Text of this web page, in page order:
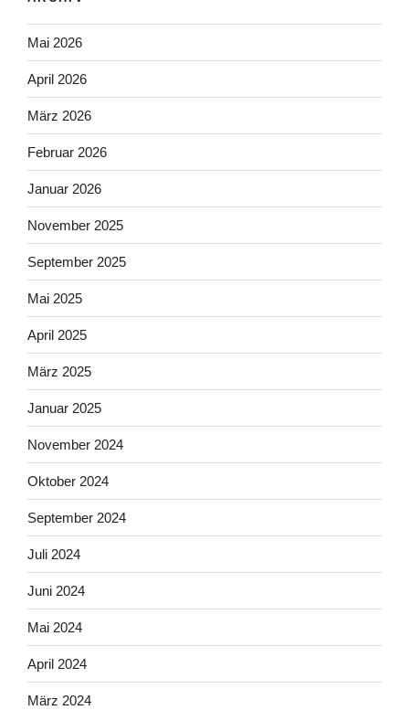
Mai 2026
April 2026
März 2026
Februar 2026
Januar 2026
November 2025
September 2025
Mai 2025
April 2025
März 2025
Januar 2025
November 2024
Oktober 2024
September 2024
Juli 2024
Juni 2024
Mai 2024
April 2024
März 2024